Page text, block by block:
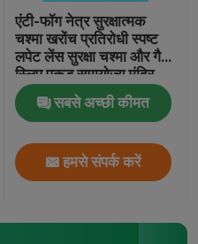
एंटी-फॉग नेत्र सुरक्षात्मक
चश्मा खरोंच प्रतिरोधी स्पष्ट
लपेट लेंस सुरक्षा चश्मा और गैर-
स्लिप पकड़ समायोज्य मंदिर
प्रयोगशाला चश्मा
सबसे अच्छी कीमत
हमसे संपर्क करें